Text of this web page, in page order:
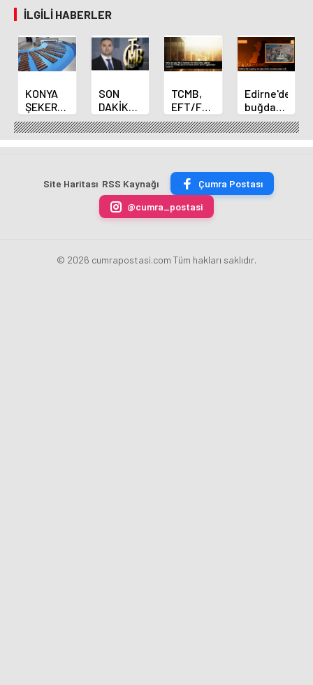
İLGILI HABERLER
KONYA
ŞEKER
YILLIK 7
BİN 500
TON
ÜRETİLECEK
SON
DAKİKA
HABERİ:
Yeni
Merkez
Fatih
Karahan
oldu
TCMB,
EFT/FAST
işlemleri
için
fazla
uygulamasını
kaldırdı
Edirne'de
buğday
ve arpa
ekim
sezonu
erdi
Site Haritası RSS Kaynağı
Çumra Postası
@cumra_postasi
© 2026 cumrapostasi.com Tüm hakları saklıdır.